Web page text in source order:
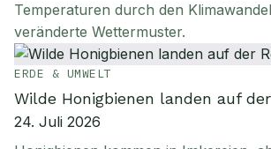
Temperaturen durch den
veränderte Wettermuster.
ERDE & UMWELT
Wilde Honigbienen landen auf
24. Juli 2026